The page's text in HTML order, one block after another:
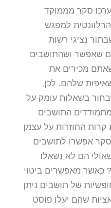
ערכו סקר מממוקד
למפגש
נציגי רשות
שאפשר ושהתושבים
מכירים את
שלהם. לכן,
בשאלות עומק על
התושבים
החוזרות על עצמן
אפשרו לתושבים
הם לא נשאלו
כאשר מאפשרים ביטוי
של תושבים ניתן
שהם יעלו פוסט